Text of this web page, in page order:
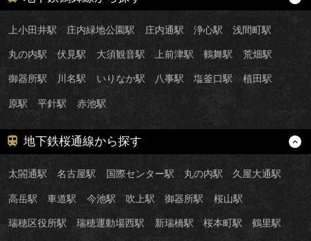
上小田井駅 庄内緑地公園駅 庄内通駅 浄心駅 浅間町駅
丸の内駅 伏見駅 大須観音駅 上前津駅 鶴舞駅 荒畑駅
御器所駅 川名駅 いりなか駅 八事駅 塩釜口駅 植田駅
原駅 平針駅 赤池駅
地下鉄桜通線から探す
太閤通駅 名古屋駅 国際センター駅 丸の内駅 久屋大通駅
高岳駅 車道駅 今池駅 吹上駅 御器所駅 桜山駅
瑞穂区役所駅 瑞穂運動場西駅 新瑞橋駅 桜本町駅 鶴里駅